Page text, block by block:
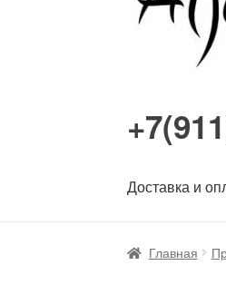
Доставка и
Главная